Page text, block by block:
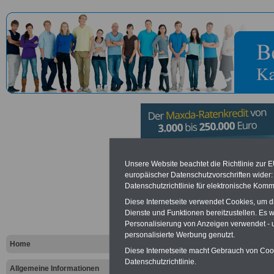
Home
Allgemeine Informationen
Vorteile für den öffentlichen
Vergleichen und sparen
Unsere Website beachtet die Richtlinie zur
europäischer Datenschutzvorschriften
Datenschutzrichtlinie für elektronische
Diese Internetseite verwendet Cookies, um
Dienste und Funktionen bereitzustellen. Es
Personalisierung von Anzeigen verwendet
personalisierte Werbung genutzt.
Diese Internetseite macht Gebrauch von
Datenschutzrichtlinie.